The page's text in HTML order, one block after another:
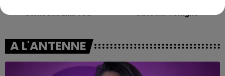
Someone Like You Save Me Tonight
A L'ANTENNE